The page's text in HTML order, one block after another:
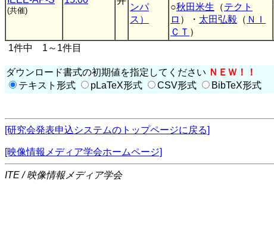
(共催)
ンパ
ス）
○秋田米生 （テクト
ロ ）・ 太田弘毅 （ ＮＩ
ＣＴ ）
1件中 1～1件目
ダウンロード書式の初期値を指定してください ＮＥＷ！！
テキスト形式
pLaTeX形式 CSV形式 BibTeX形式
[研究会発表申込システムのトップページに戻る]
[映像情報メディア学会ホームページ]
ITE / 映像情報メディア学会